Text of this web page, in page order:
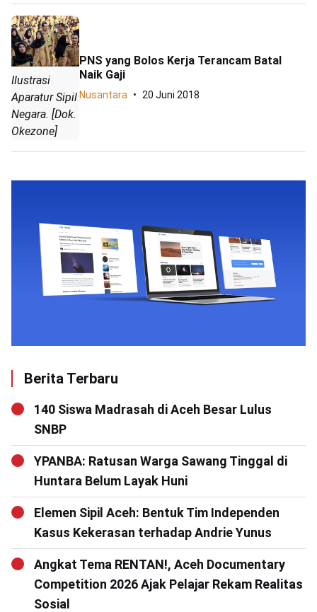
Ilustrasi
Aparatur Sipil
Negara. [Dok.
Okezone]
PNS yang Bolos Kerja Terancam Batal
Naik Gaji
Nusantara 20 Juni 2018
Berita Terbaru
140 Siswa Madrasah di Aceh Besar Lulus
SNBP
YPANBA: Ratusan Warga Sawang Tinggal di
Huntara Belum Layak Huni
Elemen Sipil Aceh: Bentuk Tim Independen
Kasus Kekerasan terhadap Andrie Yunus
Angkat Tema RENTAN!, Aceh Documentary
Competition 2026 Ajak Pelajar Rekam Realitas
Sosial